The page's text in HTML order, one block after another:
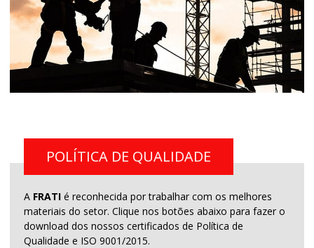
POLÍTICA DE QUALIDADE
A FRATI é reconhecida por trabalhar com os melhores
materiais do setor. Clique nos botões abaixo para fazer o
download dos nossos certificados de Política de
Qualidade e ISO 9001/2015.